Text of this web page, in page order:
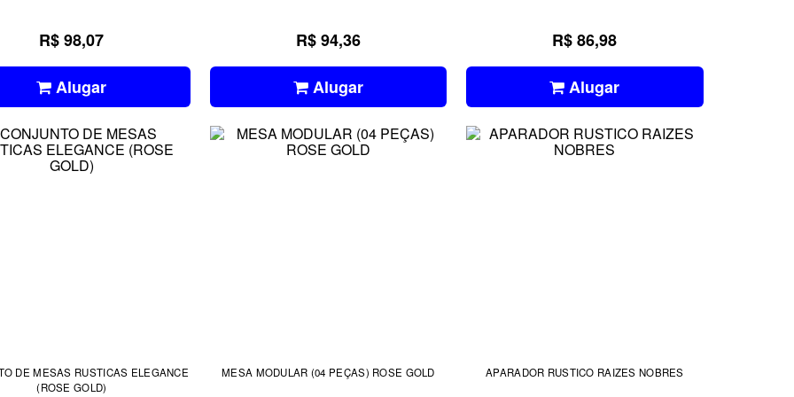
R$ 98,07
Alugar
R$ 94,36
Alugar
R$ 86,98
Alugar
DE MESAS RUSTICAS ELEGANCE
(ROSE GOLD)
MESA MODULAR (04 PEÇAS) ROSE GOLD APARADOR RUSTICO RAIZES NOBRES